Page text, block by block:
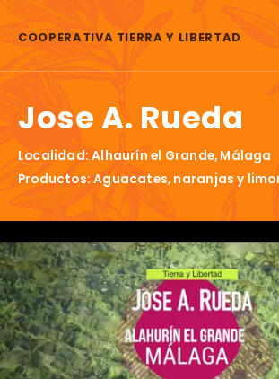
COOPERATIVA TIERRA Y LIBERTAD
Jose A. Rueda
Localidad: Alhaurín el Grande, Málaga
Productos: Aguacates, naranjas y